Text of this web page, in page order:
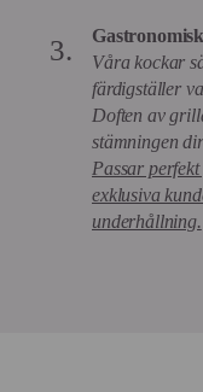
Våra kockar
färdigställer
Doften av
stämningen
Passar
exklusiva
underhållning.